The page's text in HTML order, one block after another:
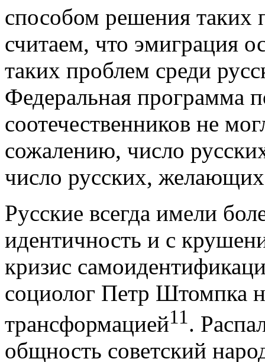
способом решения таких
считаем, что эмиграция
таких проблем среди
Федеральная программа
соотечественников не
сожалению, число
число русских, желающих
Русские всегда имели
идентичность и с
кризис
социолог Петр Штомпка
трансформацией11.
общность советский